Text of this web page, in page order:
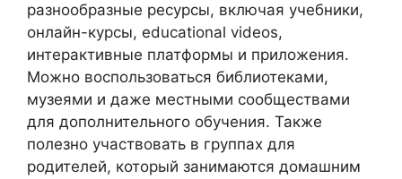
разнообразные ресурсы, включая учебники,
онлайн-курсы, educational videos,
интерактивные платформы и приложения.
Можно воспользоваться библиотеками,
музеями и даже местными сообществами
для дополнительного обучения. Также
полезно участвовать в группах для
родителей, который занимаются домашним